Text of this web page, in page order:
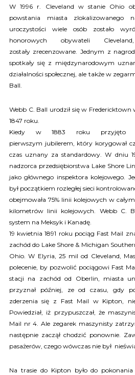
W 1996 r. Cleveland w stanie Ohio
powstania miasta zlokalizowanego
uroczystości wiele osób zostało
honorowych obywateli
zostały zrecenzowane. Jednym z
spotkały się z międzynarodowym
działalności społecznej, ale także w
Ball.
Webb C. Ball urodził się w
1847 roku.
Kiedy w 1883 roku przyjęto
pierwszym jubilerem, który korygował
czas uznany za standardowy. W dniu
nadzorca przedsiębiorstwa Lake Shore
jako głównego inspektora kolejowego.
był początkiem rozległej sieci
obejmowała 75% linii kolejowych w
kilometrów linii kolejowych. Webb C.
system na Meksyk i Kanadę.
19 kwietnia 1891 roku pociąg Fast Mail
zachód do Lake Shore & Michigan
Ohio. W Elyria, 25 mil od Cleveland,
polecenie, by pozwolić pociągowi Fast
stacji na zachód od Oberlin, miasta
przyznał później, ze od czasu, gdy
zderzenia się z Fast Mail w Kipton,
Powiedział, iż przypuszczał, że
Mail nr 4. Ale zegarek maszynisty
następnie zaczął chodzić ponownie.
pasażerów, czego wówczas nie był
Na trasie do Kipton było do